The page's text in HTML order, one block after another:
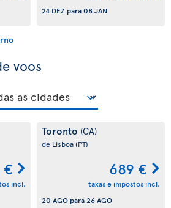
24 DEZ para08 JAN
voos
€
incl.
Toronto (CA)
de Lisboa(PT)
689 €
taxas e impostos incl.
20 AGO para26 AGO